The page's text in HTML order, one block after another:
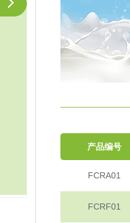
产品编号
FCRA01
FCRF01